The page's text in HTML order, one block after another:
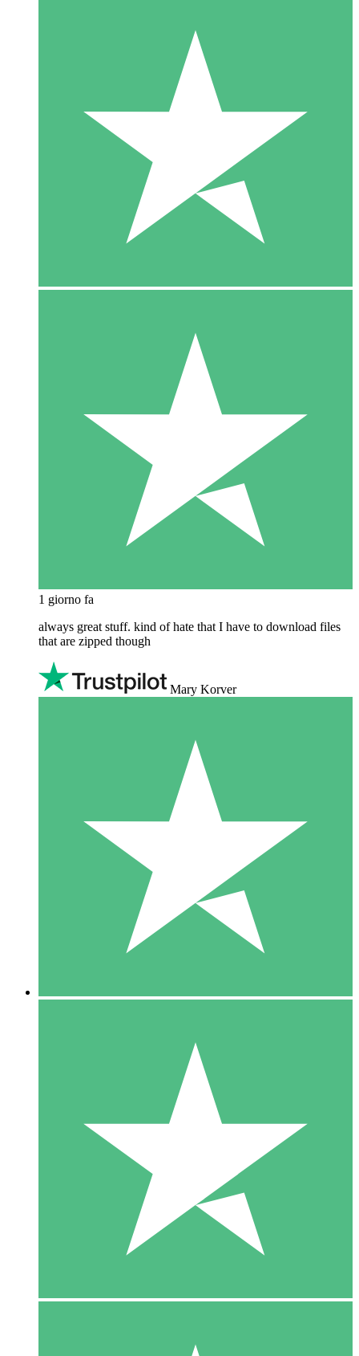
1 giorno fa
always great stuff. kind of hate that I have to download files
that are zipped though
Mary Korver